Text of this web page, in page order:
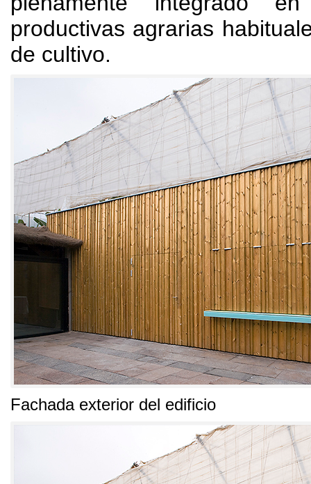
productivas agrarias
de cultivo.
Fachada exterior del edificio